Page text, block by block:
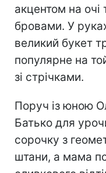
акцентом на очі
бровами. У
великий букет
популярне на
зі стрічками.
Поруч із юною
Батько для
сорочку з
штани, а мама